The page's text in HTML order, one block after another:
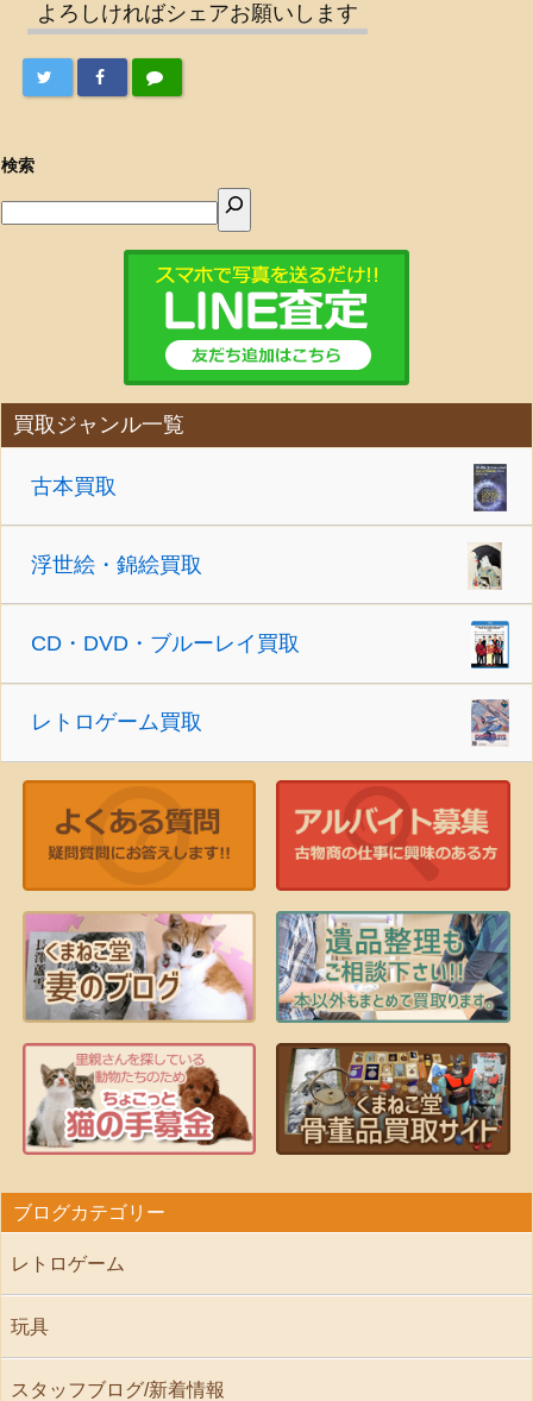
よろしければシェアお願いします
検索
買取ジャンル一覧
古本買取
浮世絵・錦絵買取
CD・DVD・ブルーレイ買取
レトロゲーム買取
ブログカテゴリー
レトロゲーム
玩具
スタッフブログ/新着情報